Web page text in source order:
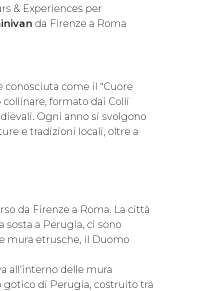
& Experiences per
da Firenze a Roma
conosciuta come il “Cuore
collinare, formato dai Colli
Ogni anno si svolgono
e tradizioni locali, oltre a
da Firenze a Roma. La città
sosta a Perugia, ci sono
mura etrusche, il Duomo
all’interno delle mura
gotico di Perugia, costruito tra